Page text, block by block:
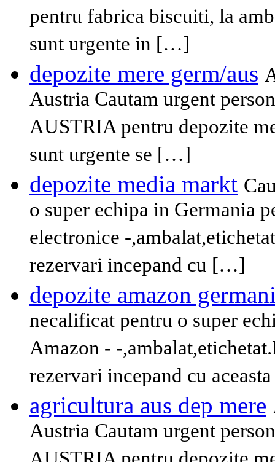
pentru fabrica biscuiti, la
sunt urgente in […]
depozite mere germ/aus
Austria Cautam urgent
AUSTRIA pentru depozite
sunt urgente se […]
depozite media markt
o super echipa in Germania
electronice -
rezervari incepand cu […]
depozite amazon
necalificat pentru o super
Amazon - -
rezervari incepand cu
agricultura aus dep mere
Austria Cautam urgent